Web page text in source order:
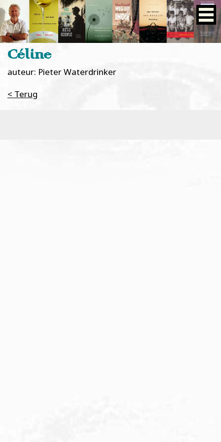
Céline
auteur: Pieter Waterdrinker
< Terug